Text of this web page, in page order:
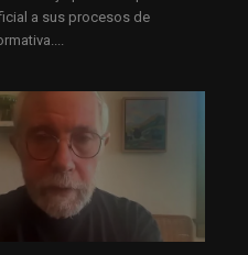
a sus procesos de